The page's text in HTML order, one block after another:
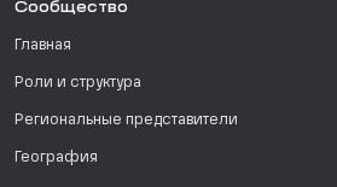
Сообщество
Главная
Роли и структура
Региональные представители
География